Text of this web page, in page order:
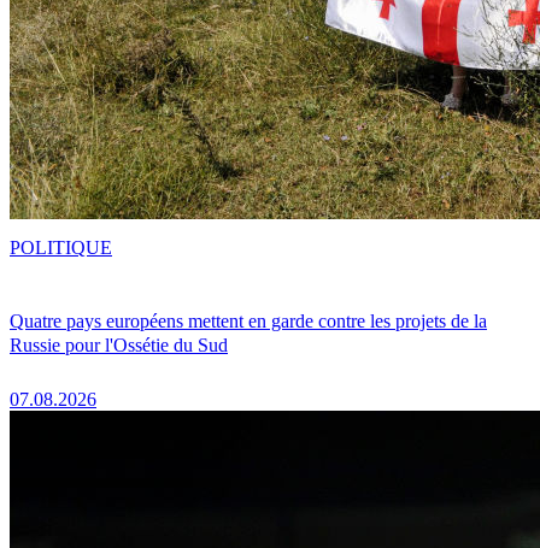
Quatre pays européens mettent en garde contre les projets de la
Russie pour l'Ossétie du Sud
07.08.2026
POLITIQUE